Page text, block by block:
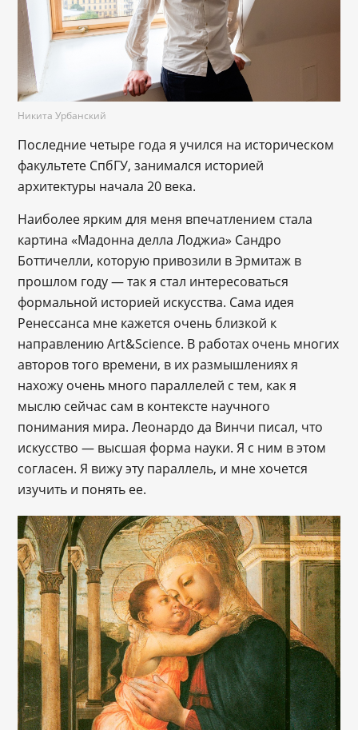
Никита Урбанский
Последние четыре года я учился на историческом
факультете СпбГУ, занимался историей
архитектуры начала 20 века.
Наиболее ярким для меня впечатлением стала
картина «Мадонна делла Лоджиа» Сандро
Боттичелли, которую привозили в Эрмитаж в
прошлом году — так я стал интересоваться
формальной историей искусства. Сама идея
Ренессанса мне кажется очень близкой к
направлению Art&Science. В работах очень многих
авторов того времени, в их размышлениях я
нахожу очень много параллелей с тем, как я
мыслю сейчас сам в контексте научного
понимания мира. Леонардо да Винчи писал, что
искусство ― высшая форма науки. Я с ним в этом
согласен. Я вижу эту параллель, и мне хочется
изучить и понять ее.